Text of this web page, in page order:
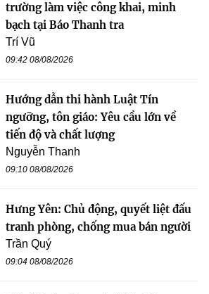
trường làm việc công khai, minh
bạch tại Báo Thanh tra
Trí Vũ
09:42 08/08/2026
Hướng dẫn thi hành Luật Tín
ngưỡng, tôn giáo: Yêu cầu lớn về
tiến độ và chất lượng
Nguyễn Thanh
09:10 08/08/2026
Hưng Yên: Chủ động, quyết liệt đấu
tranh phòng, chống mua bán người
Trần Quý
09:04 08/08/2026